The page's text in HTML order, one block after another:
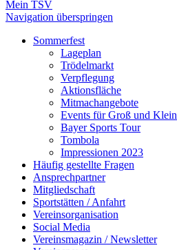
Mein TSV
Navigation überspringen
Sommerfest
Lageplan
Trödelmarkt
Verpflegung
Aktionsfläche
Mitmachangebote
Events für Groß und Klein
Bayer Sports Tour
Tombola
Impressionen 2023
Häufig gestellte Fragen
Ansprechpartner
Mitgliedschaft
Sportstätten / Anfahrt
Vereinsorganisation
Social Media
Vereinsmagazin / Newsletter